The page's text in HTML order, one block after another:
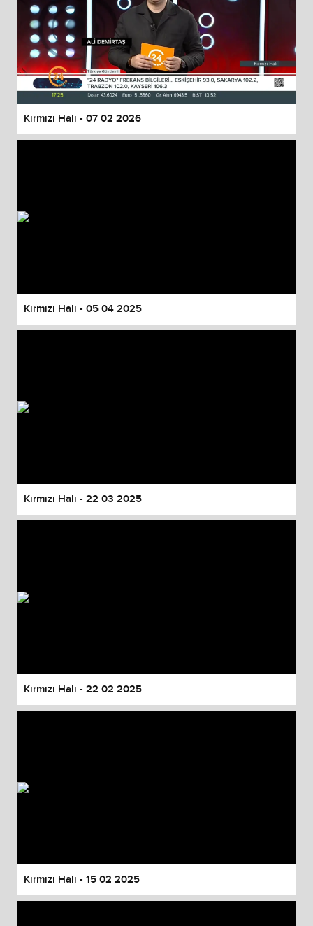
Kırmızı Halı - 07 02 2026
Kırmızı Halı - 05 04 2025
Kırmızı Halı - 22 03 2025
Kırmızı Halı - 22 02 2025
Kırmızı Halı - 15 02 2025